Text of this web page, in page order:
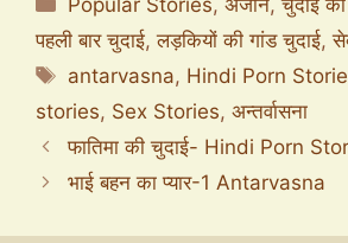
Popular Stories,अंजान,चुदाई
पहली बार चुदाई,लड़कियों की गांड चुदाई,
Tags
antarvasna, Hindi Porn
stories, Sex Stories, अन्तर्वासना
फातिमा की चुदाई- Hindi Porn
भाई बहन का प्यार-1 Antarvasna